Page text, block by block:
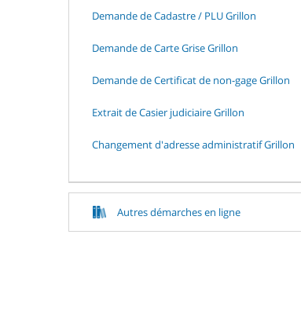
Demande de Cadastre / PLU Grillon
Demande de Carte Grise Grillon
Demande de Certificat de non-gage Grillon
Extrait de Casier judiciaire Grillon
Changement d'adresse administratif Grillon
Autres démarches en ligne